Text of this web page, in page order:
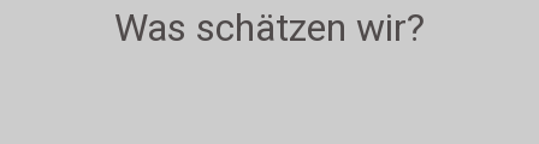
Was schätzen wir?